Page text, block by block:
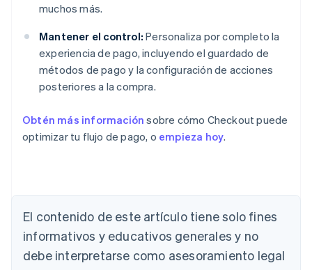
muchos más.
Mantener el control: Personaliza por completo la
experiencia de pago, incluyendo el guardado de
métodos de pago y la configuración de acciones
posteriores a la compra.
Obtén más información sobre cómo Checkout puede
optimizar tu flujo de pago, o empieza hoy.
El contenido de este artículo tiene solo fines
informativos y educativos generales y no
debe interpretarse como asesoramiento legal
Alemania
DeutschEnglish
Australia